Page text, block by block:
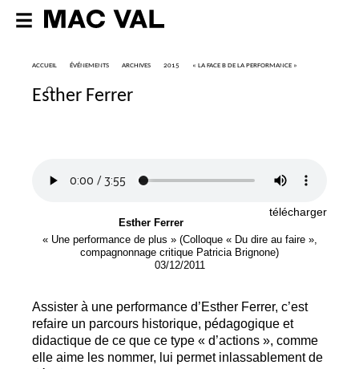
ACCUEIL ÉVÉNEMENTS ARCHIVES 2015 « LA FACE B DE LA PERFORMANCE »
Esther Ferrer
télécharger
Esther Ferrer
« Une performance de plus » (Colloque « Du dire au faire »,
compagnonnage critique Patricia Brignone)
03/12/2011
Assister à une performance d’Esther Ferrer, c’est
refaire un parcours historique, pédagogique et
didactique de ce que ce type « d’actions », comme
elle aime les nommer, lui permet inlassablement de